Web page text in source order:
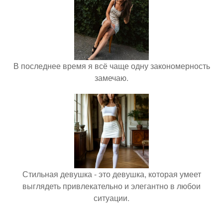
В последнее время я всё чаще одну закономерность
замечаю.
Стильная девушка - это девушка, которая умеет
выглядеть привлекательно и элегантно в любои
ситуации.